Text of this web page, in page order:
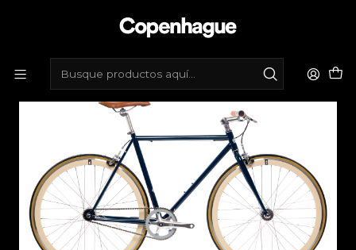
Bicicletas Bicicletas urbanas
Bicicleta fixie Core line Rigby - Fijo y libre